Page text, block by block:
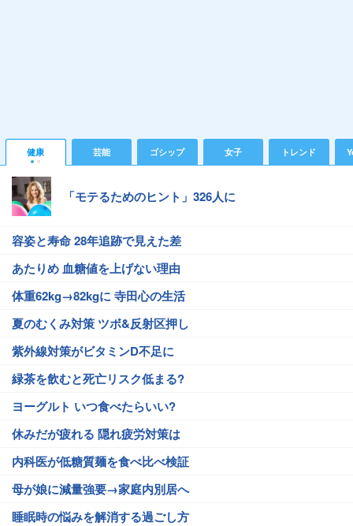
健康 芸能 ゴシップ 女子 トレンド
「モテるためのヒント」326人に
容姿と寿命 28年追跡で見えた差
あたりめ 血糖値を上げない理由
体重62kg→82kgに 寺田心の生活
夏のむくみ対策 ツボ&反射区押し
紫外線対策がビタミンD不足に
緑茶を飲むと死亡リスク低まる?
ヨーグルト いつ食べたらいい?
休みだが疲れる 隠れ疲労対策は
内科医が低糖質麺を食べ比べ検証
母が娘に減量強要→家庭内別居へ
睡眠時の悩みを解消する過ごし方